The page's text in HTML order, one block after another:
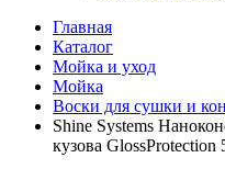
Главная
Каталог
Мойка и уход
Мойка
Воски для сушки и
Shine Systems
кузова GlossProtection